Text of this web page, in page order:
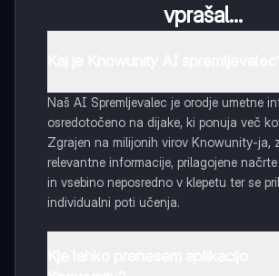
vprašal...
Naš AI Spremljevalec je orodje umetne
osredotočeno na dijake, ki ponuja več
Zgrajen na milijonih virov Knowunity-ja,
relevantne informacije, prilagojene
in vsebino neposredno v klepetu ter se
individualni poti učenja.